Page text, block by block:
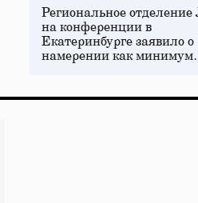
Региональное
на конференции в
Екатеринбурге заявило о
намерении как